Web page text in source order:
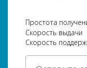
Простота
Скорость выдачи
Скорость